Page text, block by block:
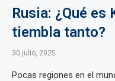
Rusia: ¿Qué es
tiembla tanto?
30 julio, 2025
Pocas regiones en el